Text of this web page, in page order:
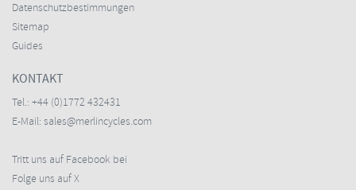
Datenschutzbestimmungen
Sitemap
Guides
KONTAKT
Tel.: +44 (0)1772 432431
E-Mail: sales@merlincycles.com
Tritt uns auf Facebook bei
Folge uns auf X